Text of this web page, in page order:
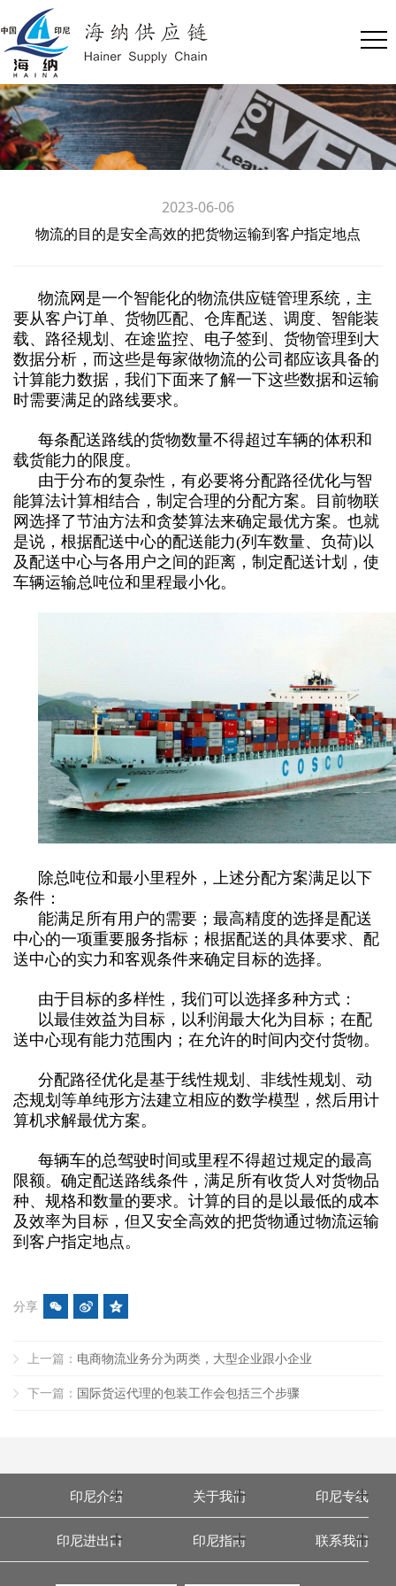
2023-06-06
物流的目的是安全高效的把货物运输到客户指定地点
物流网是一个智能化的物流供应链管理系统，主
要从客户订单、货物匹配、仓库配送、调度、智能装
载、路径规划、在途监控、电子签到、货物管理到大
数据分析，而这些是每家做物流的公司都应该具备的
计算能力数据，我们下面来了解一下这些数据和运输
时需要满足的路线要求。
每条配送路线的货物数量不得超过车辆的体积和
载货能力的限度。
由于分布的复杂性，有必要将分配路径优化与智
能算法计算相结合，制定合理的分配方案。目前物联
网选择了节油方法和贪婪算法来确定最优方案。也就
是说，根据配送中心的配送能力(列车数量、负荷)以
及配送中心与各用户之间的距离，制定配送计划，使
车辆运输总吨位和里程最小化。
除总吨位和最小里程外，上述分配方案满足以下
条件：
能满足所有用户的需要；最高精度的选择是配送
中心的一项重要服务指标；根据配送的具体要求、配
送中心的实力和客观条件来确定目标的选择。
由于目标的多样性，我们可以选择多种方式：
以最佳效益为目标，以利润最大化为目标；在配
送中心现有能力范围内；在允许的时间内交付货物。
分配路径优化是基于线性规划、非线性规划、动
态规划等单纯形方法建立相应的数学模型，然后用计
算机求解最优方案。
每辆车的总驾驶时间或里程不得超过规定的最高
限额。确定配送路线条件，满足所有收货人对货物品
种、规格和数量的要求。计算的目的是以最低的成本
及效率为目标，但又安全高效的把货物通过物流运输
到客户指定地点。
分享
上一篇： 电商物流业务分为两类，大型企业跟小企业
下一篇： 国际货运代理的包装工作会包括三个步骤
印尼介绍 关于我们 印尼专线
印尼进出口 印尼指南 联系我们